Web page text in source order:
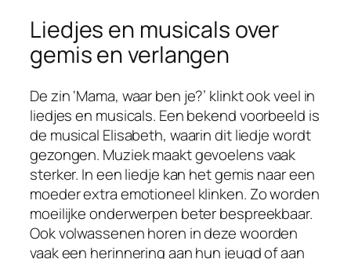
Liedjes en musicals over
gemis en verlangen
De zin ‘Mama, waar ben je?’ klinkt ook veel in
liedjes en musicals. Een bekend voorbeeld is
de musical Elisabeth, waarin dit liedje wordt
gezongen. Muziek maakt gevoelens vaak
sterker. In een liedje kan het gemis naar een
moeder extra emotioneel klinken. Zo worden
moeilijke onderwerpen beter bespreekbaar.
Ook volwassenen horen in deze woorden
vaak een herinnering aan hun jeugd of aan